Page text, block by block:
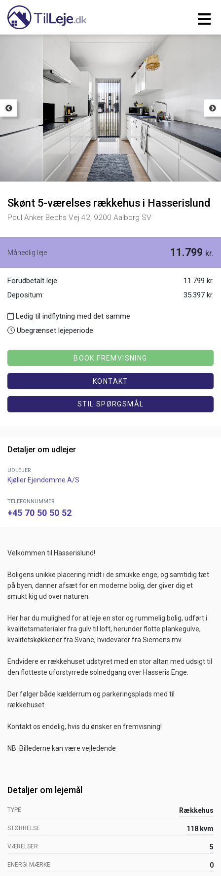
Skønt 5-værelses rækkehus i Hasserislund
Poul Anker Bechs Vej 42, 9200 Aalborg SV
Velkommen til Hasserislund!
Boligens unikke placering midt i de smukke enge, og samtidig tæt
på byen, danner afsæt for en moderne bolig, der giver dig et
smukt kig ud over naturen.
Her har du mulighed for at leje en stor og rummelig bolig, udført i
kvalitetsmaterialer fra gulv til loft, herunder flotte plankegulve,
kvalitetskøkkener fra Svane, hvidevarer fra Siemens mv.
Endvidere er rækkehuset udstyret med en stor altan med udsigt til
den flotteste uforstyrrede solnedgang over Hasseris Enge.
Der følger både kælderrum og parkeringsplads med til
rækkehuset.
Kontakt os endelig, hvis du ønsker en fremvisning!
NB: Billederne kan være vejledende
Detaljer om lejemål
TYPE Rækkehus
STØRRELSE 118 kvm
VÆRELSER 5
ENERGI MÆRKE 0
11.799 kr.
Månedlig leje
Forudbetalt leje:
11.799 kr.
Depositum:
35.397 kr.
Ledig til indflytning med det samme
Ubegrænset lejeperiode
BOOK FREMVISNING
KONTAKT
STIL SPØRGSMÅL
Detaljer om udlejer
UDLEJER
Kjøller Ejendomme A/S
TELEFONNUMMER
+45 70 50 50 52